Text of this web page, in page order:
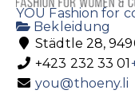
YOU Fashion for
Bekleidung
Städtle 28,
+423 232 33 01
you@thoeny.li